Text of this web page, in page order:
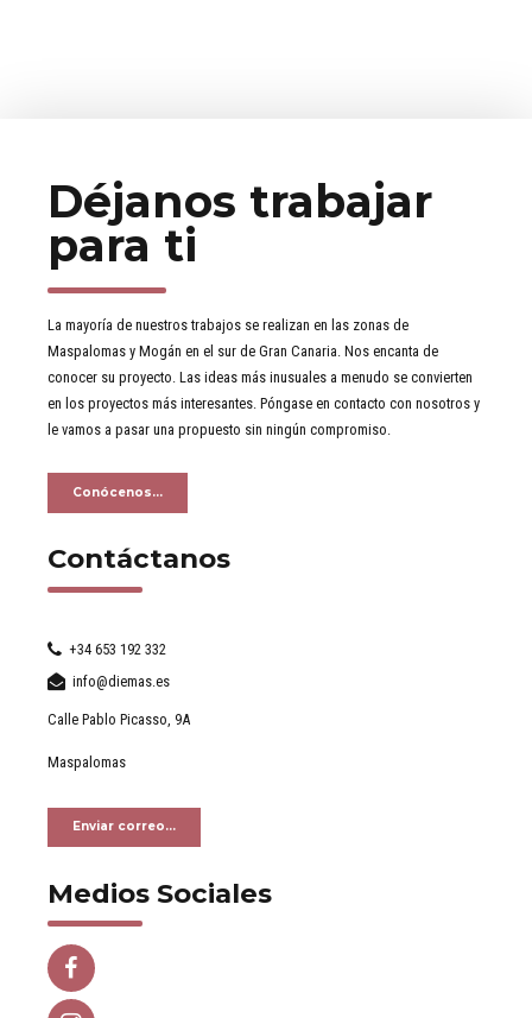
Déjanos trabajar
para ti
La mayoría de nuestros trabajos se realizan en las zonas de
Maspalomas y Mogán en el sur de Gran Canaria. Nos encanta de
conocer su proyecto. Las ideas más inusuales a menudo se convierten
en los proyectos más interesantes. Póngase en contacto con nosotros y
le vamos a pasar una propuesto sin ningún compromiso.
Conócenos...
Contáctanos
+34 653 192 332
info@diemas.es
Calle Pablo Picasso, 9A
Maspalomas
Enviar correo...
Medios Sociales